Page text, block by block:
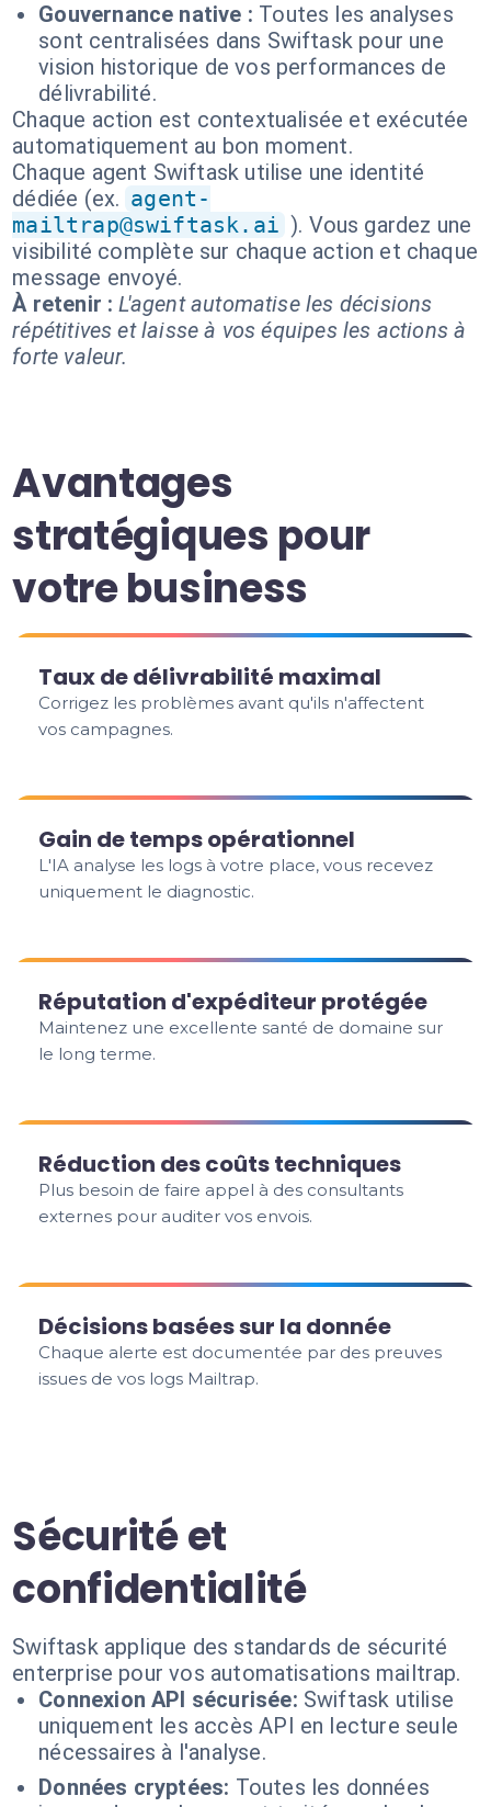
Gouvernance native : Toutes les analyses
sont centralisées dans Swiftask pour une
vision historique de vos performances de
délivrabilité.
Chaque action est contextualisée et exécutée
automatiquement au bon moment.
Chaque agent Swiftask utilise une identité
dédiée (ex. agent-
mailtrap@swiftask.ai ). Vous gardez une
visibilité complète sur chaque action et chaque
message envoyé.
À retenir : L'agent automatise les décisions
répétitives et laisse à vos équipes les actions à
forte valeur.
Avantages
stratégiques pour
votre business
Taux de délivrabilité maximal
Corrigez les problèmes avant qu'ils n'affectent
vos campagnes.
Gain de temps opérationnel
L'IA analyse les logs à votre place, vous recevez
uniquement le diagnostic.
Réputation d'expéditeur protégée
Maintenez une excellente santé de domaine sur
le long terme.
Réduction des coûts techniques
Plus besoin de faire appel à des consultants
externes pour auditer vos envois.
Décisions basées sur la donnée
Chaque alerte est documentée par des preuves
issues de vos logs Mailtrap.
Sécurité et
confidentialité
Swiftask applique des standards de sécurité
enterprise pour vos automatisations mailtrap.
Connexion API sécurisée: Swiftask utilise
uniquement les accès API en lecture seule
nécessaires à l'analyse.
Données cryptées: Toutes les données